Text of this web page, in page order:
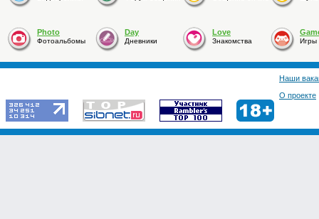
Photo
Фотоальбомы
Day
Дневники
Love
Знакомства Игры
Наши
О проекте